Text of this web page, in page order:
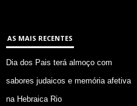
AS MAIS RECENTES
Dia dos Pais terá almoço com
sabores judaicos e memória afetiva
na Hebraica Rio